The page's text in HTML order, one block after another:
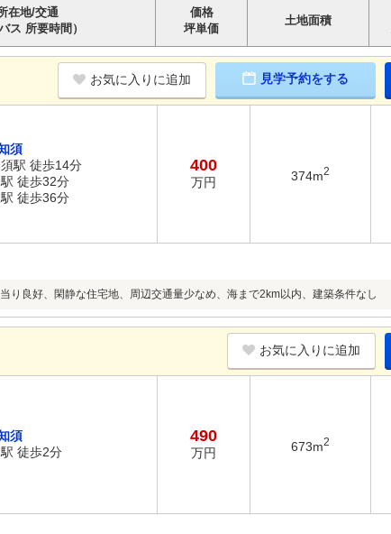
在地/交通
ス 所要時間）
価格
坪単価
土地面積
お気に入りに追加 見学予約をする
須
須駅 徒歩14分
駅 徒歩32分
駅 徒歩36分
400
万円 374m2
り良好、閑静な住宅地、周辺交通量少なめ、海まで2km以内、建築条件なし
お気に入りに追加
須
駅 徒歩2分
490
万円 673m2